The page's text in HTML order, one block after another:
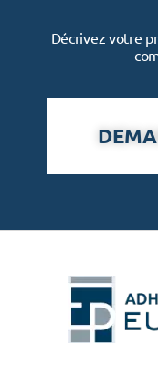
Décrivez votre